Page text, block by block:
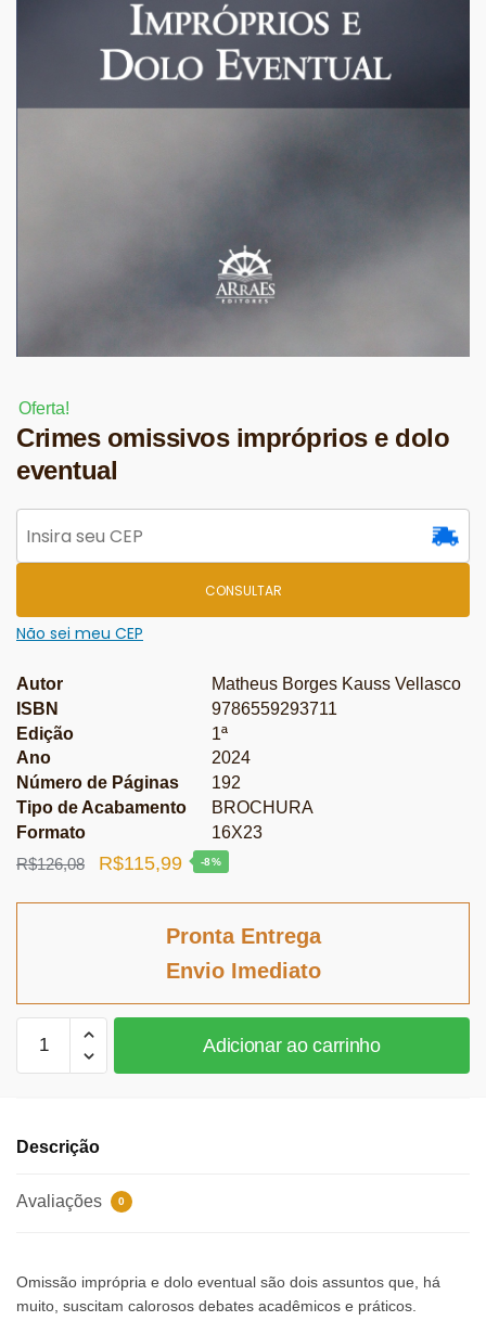
Oferta!
Crimes omissivos impróprios e dolo
eventual
CONSULTAR
Não sei meu CEP
Autor
Matheus Borges Kauss Vellasco
ISBN
9786559293711
Edição
1ª
Ano
2024
Número de Páginas
192
Tipo de Acabamento
BROCHURA
Formato
16X23
R$126,08
O
R$115,99O
atual
-8%
Pronta Entrega
Envio Imediato
omissivos
eventual
Adicionar ao carrinho
Descrição
Avaliações 0
Omissão imprópria e dolo eventual são dois assuntos que, há
muito, suscitam calorosos debates acadêmicos e práticos.